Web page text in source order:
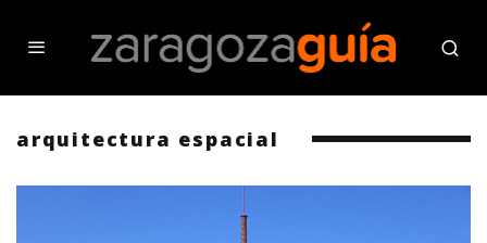
arquitectura espacial